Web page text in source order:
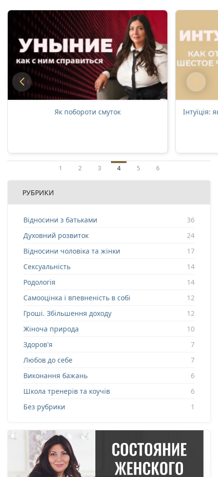
Як побороти смуток Інтуїція:
1 2 3 4 5 6
РУБРИКИ
Відносини з батьками
36
Духовний розвиток
24
Відносини чоловіка та жінки
17
Сексуальність
14
Родологія
14
Самооцінка і впевненість в собі
12
Гроші. Збільшення доходу
12
Жіноча природа
10
Здоров'я
7
Любов до себе
7
Виконання бажань
6
Школа тренерів та коучів
6
Без рубрики
1